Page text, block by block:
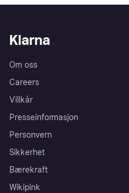
Klarna
Om oss
Careers
Villkår
Presseinformasjon
Personvern
Sikkerhet
Bærekraft
Wikipink